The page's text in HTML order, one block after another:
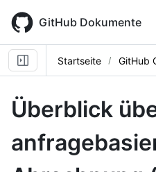
main
content
GitHub Dokumente
Startseite GitHub
Überblick